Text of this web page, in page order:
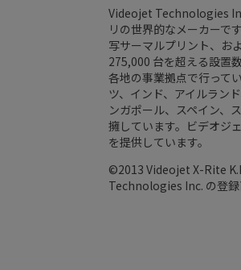
Videojet Technologies
リの世界的なメーカーで
写サーマルプリント、お
275,000 台を超える設置
各地の事業拠点で行って
ツ、インド、アイルラン
ンガポール、スペイン、
擁しています。ビデオジ
を提供しています。
©2013 Videojet X-Rite
Technologies Inc. の登録